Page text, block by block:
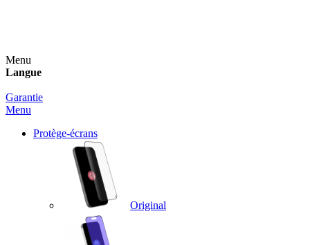
Menu
Langue
Garantie
Menu
Protège-écrans
Original